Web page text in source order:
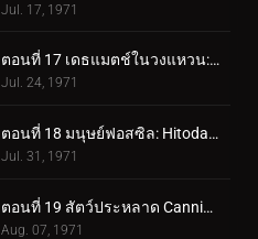
Jul. 17, 1971
ตอนที่ 17 เดธแมตช์ในวงแหวน: พ่ายแพ้! พิราซอรัส
Jul. 24, 1971
ตอนที่ 18 มนุษย์ฟอสซิล: Hitodanger
Jul. 31, 1971
ตอนที่ 19 สัตว์ประหลาด Cannibubbler ปรากฏตัวที่ฮอกไกโด
Aug. 07, 1971